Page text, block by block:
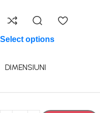
Select options
DIMENSIUNI